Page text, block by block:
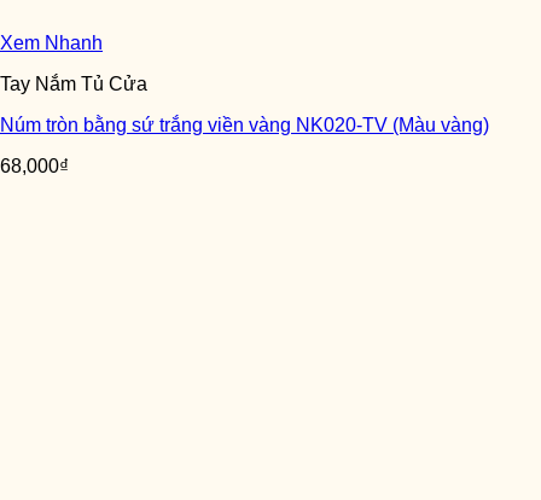
Xem Nhanh
Tay Nắm Tủ Cửa
Núm tròn bằng sứ trắng viền vàng NK020-TV (Màu vàng)
68,000₫